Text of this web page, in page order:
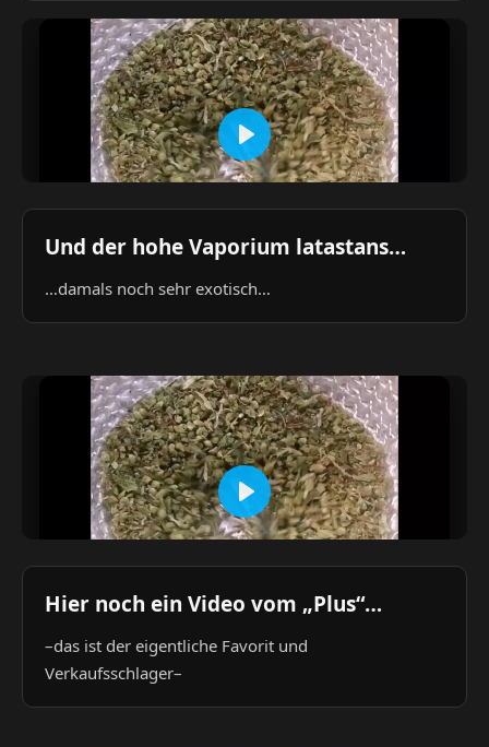
Und der hohe Vaporium latastans…
…damals noch sehr exotisch…
Hier noch ein Video vom „Plus“…
–das ist der eigentliche Favorit und
Verkaufsschlager–